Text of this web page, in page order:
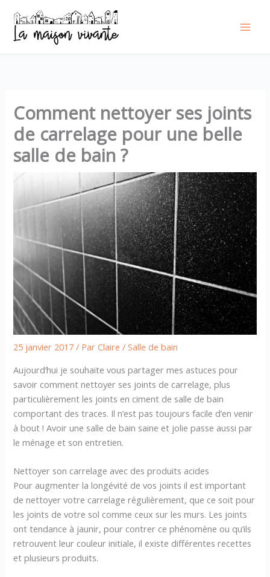
contenu
Comment nettoyer ses joints
de carrelage pour une belle
salle de bain ?
25 janvier 2017/ ParClaire/Salle de bain
Aujourd’hui je souhaite vous partager mes astuces pour
savoir comment nettoyer ses joints de carrelage, plus
particulièrement les joints en ciment de salle de bain
comportant des traces. Il n’est pas toujours facile d’en venir
à bout ! Avoir une salle de bain saine et jolie passe aussi par
le ménage et son entretien.
Nettoyer son carrelage avec des produits acides
Pour augmenter la longévité de vos joints il est important
de nettoyer votre carrelage régulièrement, que ce soit pour
les joints de votre sol comme ceux sur les murs. Les joints
ont tendance à jaunir, pour contrer ce phénomène ou qu’ils
retrouvent leur couleur initiale, il existe différentes recettes
et plusieurs produits.